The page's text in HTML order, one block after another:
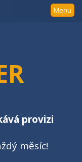
Menu
provizi
měsíc!